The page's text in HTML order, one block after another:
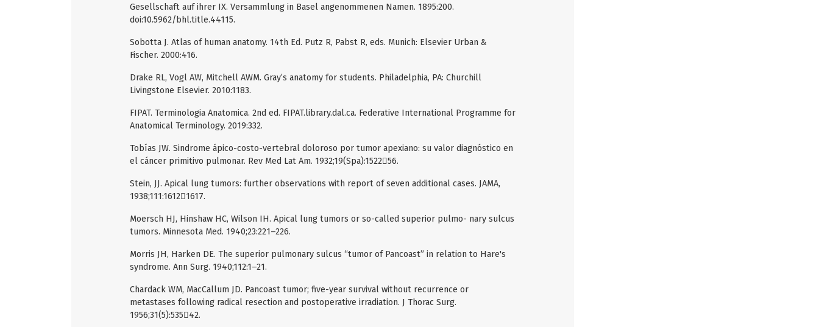
Gesellschaft auf ihrer IX. Versammlung in Basel angenommenen Namen. 1895:200.
doi:10.5962/bhl.title.44115.
Sobotta J. Atlas of human anatomy. 14th Ed. Putz R, Pabst R, eds. Munich: Elsevier Urban &
Fischer. 2000:416.
Drake RL, Vogl AW, Mitchell AWM. Gray’s anatomy for students. Philadelphia, PA: Churchill
Livingstone Elsevier. 2010:1183.
FIPAT. Terminologia Anatomica. 2nd ed. FIPAT.library.dal.ca. Federative International Programme for
Anatomical Terminology. 2019:332.
Tobías JW. Sindrome ápico-costo-vertebral doloroso por tumor apexiano: su valor diagnóstico en
el cáncer primitivo pulmonar. Rev Med Lat Am. 1932;19(Spa):152256.
Stein, JJ. Apical lung tumors: further observations with report of seven additional cases. JAMA,
1938;111:16121617.
Moersch HJ, Hinshaw HC, Wilson IH. Apical lung tumors or so-called superior pulmo- nary sulcus
tumors. Minnesota Med. 1940;23:221–226.
Morris JH, Harken DE. The superior pulmonary sulcus “tumor of Pancoast” in relation to Hare's
syndrome. Ann Surg. 1940;112:1–21.
Chardack WM, MacCallum JD. Pancoast tumor; five-year survival without recurrence or
metastases following radical resection and postoperative irradiation. J Thorac Surg.
1956;31(5):53542.